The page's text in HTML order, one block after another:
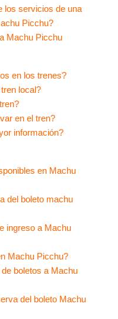
los servicios de una
Picchu?
Machu Picchu
en los trenes?
local?
en el tren?
información?
en Machu
del boleto machu
ingreso a Machu
Machu Picchu?
boletos a Machu
del boleto Machu